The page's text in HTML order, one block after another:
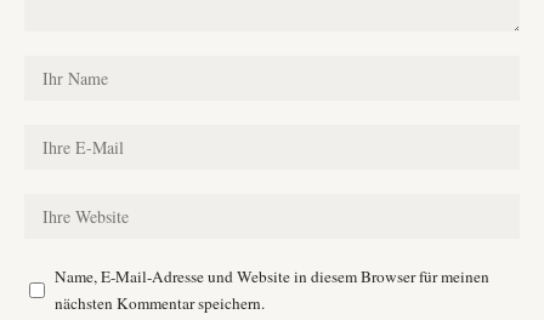
Name, E-Mail-Adresse und Website in diesem Browser für meinen
nächsten Kommentar speichern.